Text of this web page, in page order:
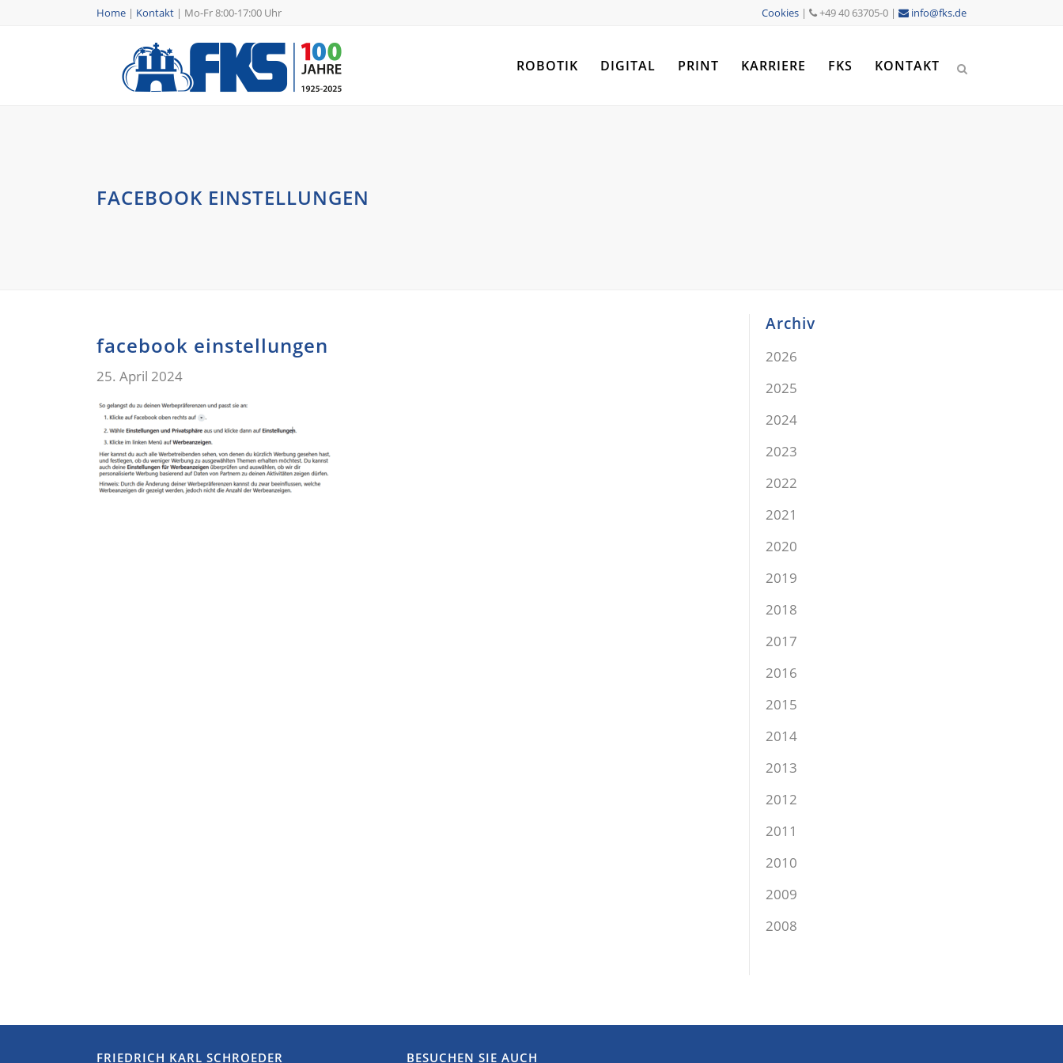
Home | Kontakt | Mo-Fr 8:00-17:00 Uhr Cookies | +49 40 63705-0 | info@fks.de
ROBOTIK DIGITAL PRINT KARRIERE FKS KONTAKT
FACEBOOK EINSTELLUNGEN
facebook einstellungen
25. April 2024
Archiv
2026
2025
2024
2023
2022
2021
2020
2019
2018
2017
2016
2015
2014
2013
2012
2011
2010
2009
2008
FRIEDRICH KARL SCHROEDER BESUCHEN SIE AUCH